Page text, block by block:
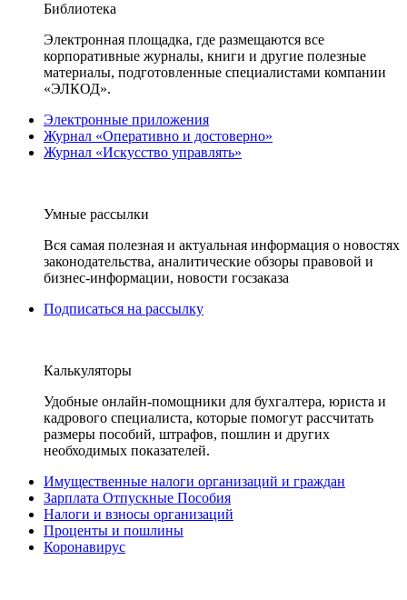
Библиотека
Электронная площадка, где размещаются все
корпоративные журналы, книги и другие полезные
материалы, подготовленные специалистами компании
«ЭЛКОД».
Электронные приложения
Журнал «Оперативно и достоверно»
Журнал «Искусство управлять»
Умные рассылки
Вся самая полезная и актуальная информация о новостях
законодательства, аналитические обзоры правовой и
бизнес-информации, новости госзаказа
Подписаться на рассылку
Калькуляторы
Удобные онлайн-помощники для бухгалтера, юриста и
кадрового специалиста, которые помогут рассчитать
размеры пособий, штрафов, пошлин и других
необходимых показателей.
Имущественные налоги организаций и граждан
Зарплата Отпускные Пособия
Налоги и взносы организаций
Проценты и пошлины
Коронавирус